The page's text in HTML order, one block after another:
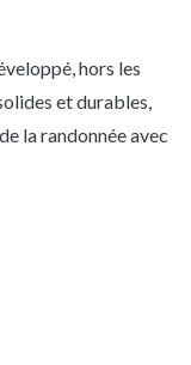
hors les
et durables,
la randonnée avec